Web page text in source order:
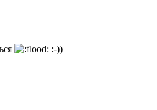
:-))